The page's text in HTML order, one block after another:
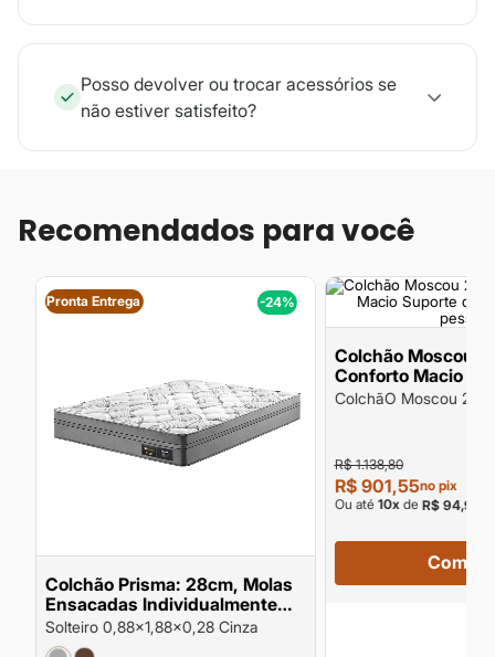
Posso devolver ou trocar acessórios se
não estiver satisfeito?
Recomendados para você
Pronta Entrega -24%
Colchão Prisma: 28cm, Molas
Ensacadas Individualmente
D28 Suporte de Peso até
120kg por Pessoa
Solteiro 0,88x1,88x0,28 Cinza
Colchão Moscou
Conforto Macio
Peso 100kg por
ColchãO Moscou
R$ 1.138,80
R$ 901,55no pix
Ou até 10x de R$ 94,90